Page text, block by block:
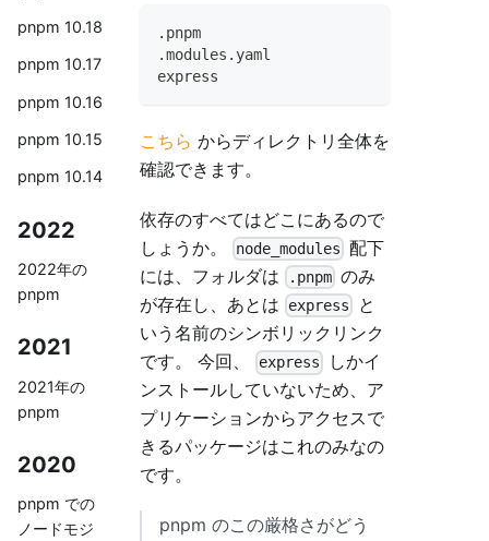
pnpm 10.18
pnpm 10.17
pnpm 10.16
pnpm 10.15
pnpm 10.14
2022
2022年の
pnpm
2021
2021年の
pnpm
2020
pnpm での
ノードモジ
.pnpm
.modules.yaml
express
こちら からディレクトリ全体を
確認できます。
依存のすべてはどこにあるので
しょうか。
node_modules 配下
には、フォルダは
.pnpm のみ
が存在し、あとは
express
と
いう名前のシンボリックリンク
です。 今回、
express
しかイ
ンストールしていないため、ア
プリケーションからアクセスで
きるパッケージはこれのみなの
です。
pnpm のこの厳格さがどう